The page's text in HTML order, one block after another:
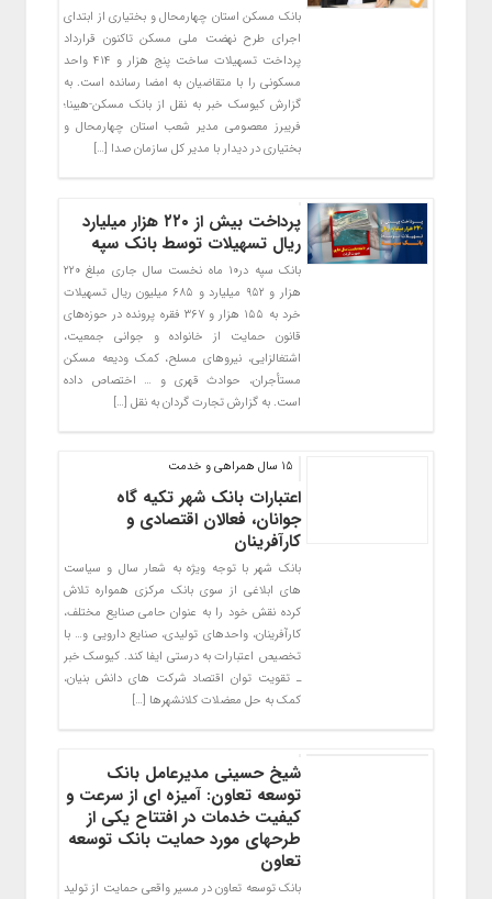
بانک مسکن استان چهارمحال و بختیاری از ابتدای
اجرای طرح نهضت ملی مسکن تاکنون قرارداد
پرداخت تسهیلات ساخت پنج هزار و ۴۱۴ واحد
مسکونی را با متقاضیان به امضا رسانده است. به
گزارش کیوسک خبر به نقل از بانک مسکن-هیبنا؛
فریبرز معصومی مدیر شعب استان چهارمحال و
بختیاری در دیدار با مدیر کل سازمان صدا […]
پرداخت بیش از ۲۲۰ هزار میلیارد
ریال تسهیلات توسط بانک سپه
بانک سپه در۱۰‌ ماه نخست سال جاری مبلغ ۲۲۰
هزار و ۹۵۲ میلیارد و ۶۸۵ میلیون ریال تسهیلات
خرد به ۱۵۵ هزار و ۳۶۷ فقره پرونده در حوزه‌های
قانون حمایت از خانواده و جوانی جمعیت،
اشتغالزایی، نیروهای مسلح، کمک ودیعه مسکن
مستأجران، حوادث قهری و … اختصاص داده
است. به گزارش تجارت گردان به نقل […]
15 سال همراهی و خدمت
اعتبارات بانک شهر تکیه گاه
جوانان، فعالان اقتصادی و
کارآفرینان
بانک شهر با توجه ویژه به شعار سال و سیاست
های ابلاغی از سوی بانک مرکزی همواره تلاش
کرده نقش خود را به عنوان حامی صنایع مختلف،
کارآفرینان، واحدهای تولیدی، صنایع دارویی و… با
تخصیص اعتبارات به درستی ایفا کند. کیوسک خبر
ـ تقویت توان اقتصاد شرکت های دانش بنیان،
کمک به حل معضلات کلانشهرها […]
شیخ حسینی مدیرعامل بانک
توسعه تعاون: آمیزه ای از سرعت و
کیفیت خدمات در افتتاح یکی از
طرحهای مورد حمایت بانک توسعه
تعاون
بانک توسعه تعاون در مسیر واقعی حمایت از تولید